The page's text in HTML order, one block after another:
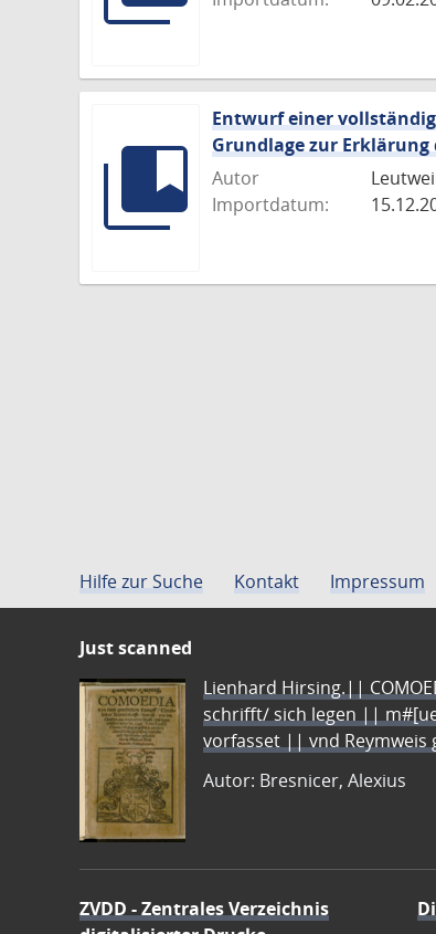
Entwurf einer
Grundlage zur
Autor
Importdatum:
Hilfe zur Suche Kontakt Impressum
Just scanned
Lienhard Hirsing.||
schrifft/ sich legen ||
vorfasset || vnd
Autor: Bresnicer, Alexius
ZVDD - Zentrales Verzeichnis